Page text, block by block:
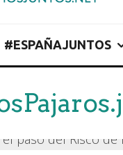
#ESPAÑAJUNTOS